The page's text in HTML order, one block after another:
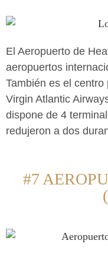
El Aeropuerto de
aeropuertos
También es el
Virgin Atlantic
dispone de 4
redujeron a dos
#7